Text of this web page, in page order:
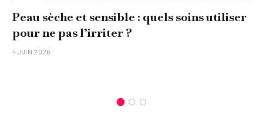
Peau sèche et sensible : quels soins utiliser
pour ne pas l’irriter ?
4 JUIN 2026